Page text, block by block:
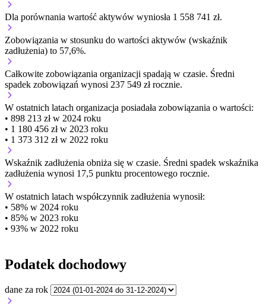
Dla porównania wartość aktywów wyniosła 1 558 741 zł.
Zobowiązania w stosunku do wartości aktywów (wskaźnik
zadłużenia) to 57,6%.
Całkowite zobowiązania organizacji spadają w czasie. Średni
spadek zobowiązań wynosi 237 549 zł rocznie.
W ostatnich latach organizacja posiadała zobowiązania o wartości:
• 898 213 zł w 2024 roku
• 1 180 456 zł w 2023 roku
• 1 373 312 zł w 2022 roku
Wskaźnik zadłużenia obniża się w czasie. Średni spadek wskaźnika
zadłużenia wynosi 17,5 punktu procentowego rocznie.
W ostatnich latach współczynnik zadłużenia wynosił:
• 58% w 2024 roku
• 85% w 2023 roku
• 93% w 2022 roku
Podatek dochodowy
dane za rok